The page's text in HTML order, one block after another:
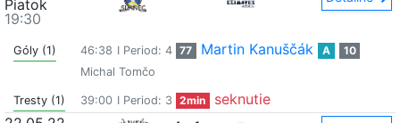
Piatok
19:30
Góly (1) 46:38 I Period: 4 77 Martin Kanuščák A
10
Michal Tomčo
Tresty (1) 39:00 I Period: 3 2min
seknutie